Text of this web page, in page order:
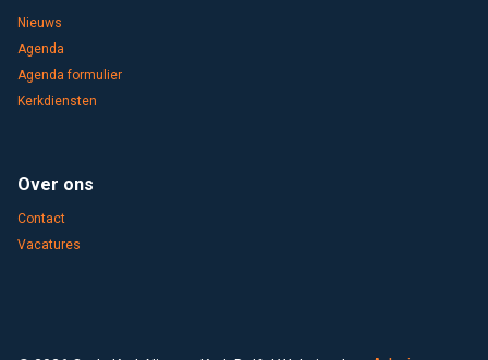
Nieuws
Agenda
Agenda formulier
Kerkdiensten
Over ons
Contact
Vacatures